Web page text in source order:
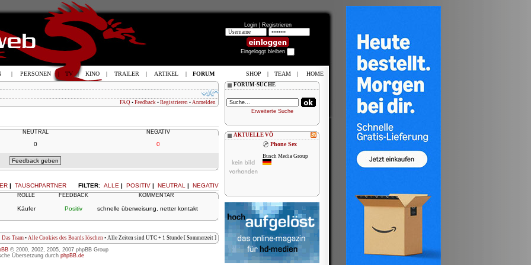
Login | Registrieren
Eingeloggt bleiben
FAQ • Feedback • Registrieren • Anmelden
NEUTRAL NEGATIV
0 0
FILTER: ALLE | POSITIV | NEUTRAL | NEGATIV
| TAUSCHPARTNER
ROLLE FEEDBACK KOMMENTAR
Käufer Positiv schnelle überweisung, netter kontakt
Das Team • Alle Cookies des Boards löschen • Alle Zeiten sind UTC + 1 Stunde [ Sommerzeit ]
© 2000, 2002, 2005, 2007 phpBB Group
Übersetzung durch phpBB.de
FORUM-SUCHE
Erweiterte Suche
AKTUELLE VÖ
Phone Sex
Busch Media Group
| PERSONEN | TV | KINO | TRAILER | ARTIKEL | FORUM SHOP | TEAM | HOME